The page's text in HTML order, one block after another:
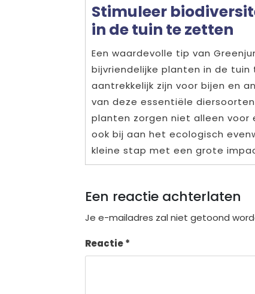
Stimuleer
in de tuin te zetten
Een waardevolle tip van
bijvriendelijke planten in de
aantrekkelijk zijn voor bijen en
van deze essentiële
planten zorgen niet alleen voor
ook bij aan het ecologisch
kleine stap met een grote
Een reactie achterlaten
Je e-mailadres zal niet getoond
Reactie*